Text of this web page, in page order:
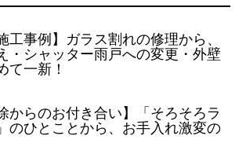
工事例】ガラス割れの修理から、
・シャッター雨戸への変更・外壁
て一新！
からのお付き合い】「そろそろラ
のひとことから、お手入れ激変の